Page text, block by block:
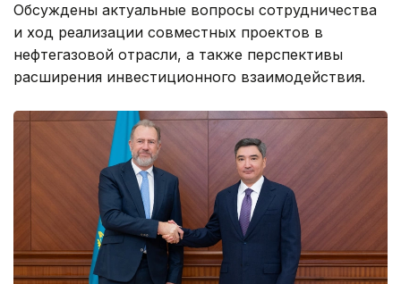
Обсуждены актуальные вопросы сотрудничества
и ход реализации совместных проектов в
нефтегазовой отрасли, а также перспективы
расширения инвестиционного взаимодействия.